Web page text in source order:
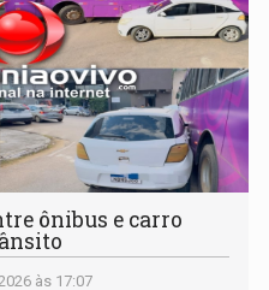
ônibus e carro
às 17:07